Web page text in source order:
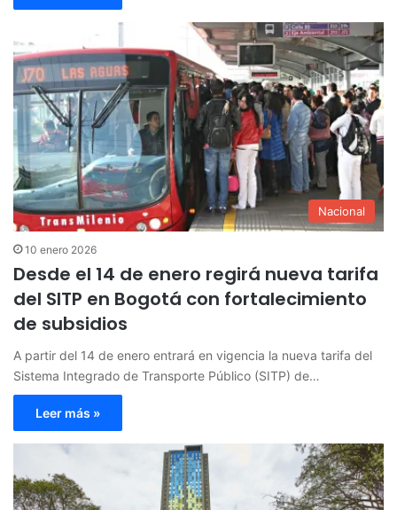
Nacional
10 enero 2026
Desde el 14 de enero regirá nueva tarifa
del SITP en Bogotá con fortalecimiento
de subsidios
A partir del 14 de enero entrará en vigencia la nueva tarifa del
Sistema Integrado de Transporte Público (SITP) de…
Leer más »